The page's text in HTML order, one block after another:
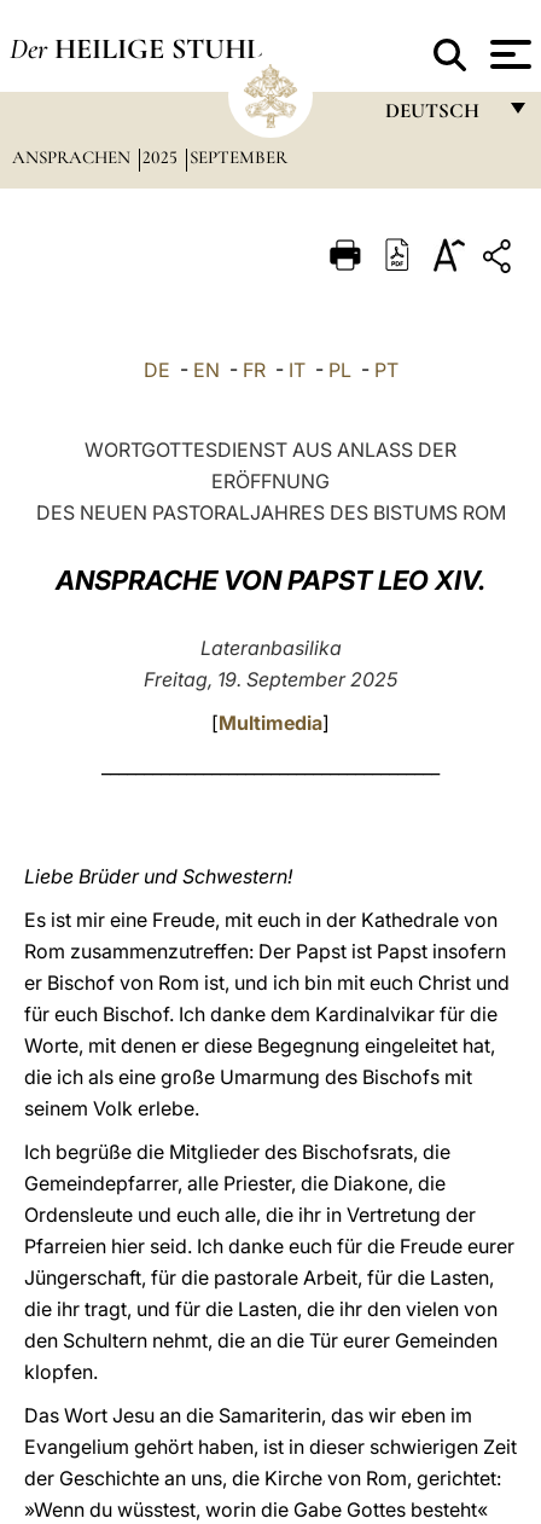
Der HEILIGE STUHL
DEUTSCH
ITALIANO
POLSKI
LATINE
ANSPRACHEN 2025 SEPTEMBER
DE - EN - FR- IT- PL- PT
WORTGOTTESDIENST AUS ANLASS DER
ERÖFFNUNG
DES NEUEN PASTORALJAHRES DES BISTUMS ROM
ANSPRACHE VON PAPST LEO XIV.
Lateranbasilika
Freitag, 19. September 2025
[Multimedia]
Liebe Brüder und Schwestern!
Es ist mir eine Freude, mit euch in der Kathedrale von
Rom zusammenzutreffen: Der Papst ist Papst insofern
er Bischof von Rom ist, und ich bin mit euch Christ und
für euch Bischof. Ich danke dem Kardinalvikar für die
Worte, mit denen er diese Begegnung eingeleitet hat,
die ich als eine große Umarmung des Bischofs mit
seinem Volk erlebe.
Ich begrüße die Mitglieder des Bischofsrats, die
Gemeindepfarrer, alle Priester, die Diakone, die
Ordensleute und euch alle, die ihr in Vertretung der
Pfarreien hier seid. Ich danke euch für die Freude eurer
Jüngerschaft, für die pastorale Arbeit, für die Lasten,
die ihr tragt, und für die Lasten, die ihr den vielen von
den Schultern nehmt, die an die Tür eurer Gemeinden
klopfen.
Das Wort Jesu an die Samariterin, das wir eben im
Evangelium gehört haben, ist in dieser schwierigen Zeit
der Geschichte an uns, die Kirche von Rom, gerichtet:
»Wenn du wüsstest, worin die Gabe Gottes besteht«